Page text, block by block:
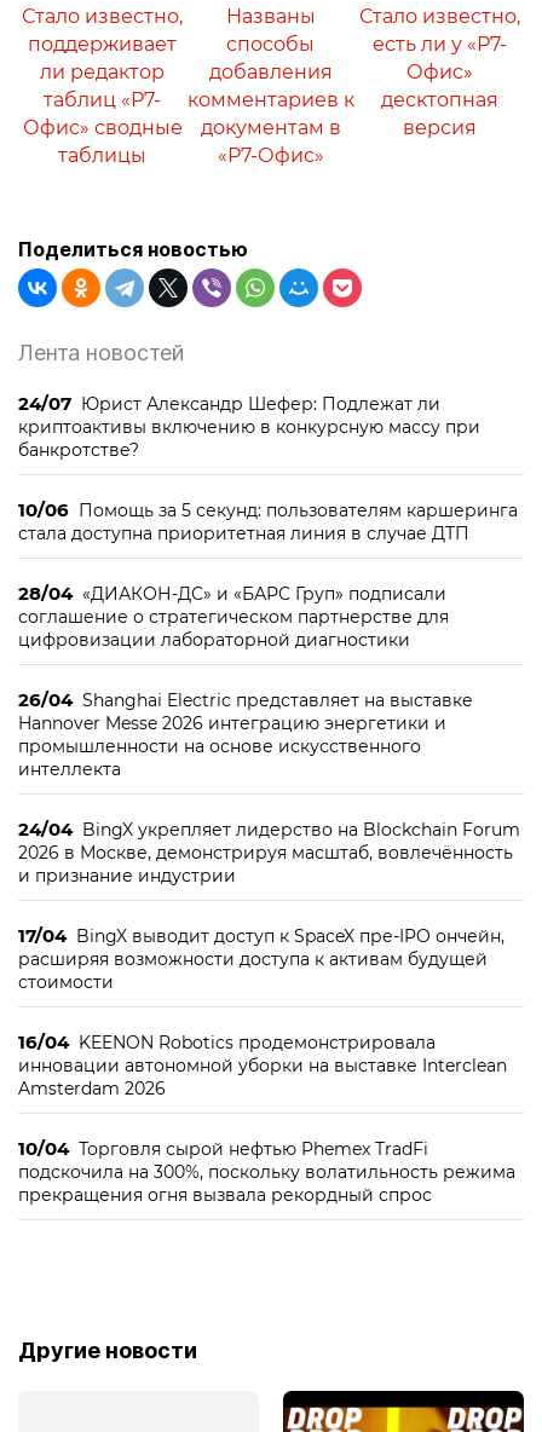
Стало известно,
поддерживает
ли редактор
таблиц «Р7-
Офис» сводные
таблицы
Названы
способы
добавления
комментариев к
документам в
«Р7-Офис»
Стало известно,
есть ли у «Р7-
Офис»
десктопная
версия
Поделиться новостью
Лента новостей
24/07 Юрист Александр Шефер: Подлежат ли
криптоактивы включению в конкурсную массу при
банкротстве?
10/06 Помощь за 5 секунд: пользователям каршеринга
стала доступна приоритетная линия в случае ДТП
28/04 «ДИАКОН-ДС» и «БАРС Груп» подписали
соглашение о стратегическом партнерстве для
цифровизации лабораторной диагностики
26/04 Shanghai Electric представляет на выставке
Hannover Messe 2026 интеграцию энергетики и
промышленности на основе искусственного
интеллекта
24/04 BingX укрепляет лидерство на Blockchain Forum
2026 в Москве, демонстрируя масштаб, вовлечённость
и признание индустрии
17/04 BingX выводит доступ к SpaceX пре-IPO ончейн,
расширяя возможности доступа к активам будущей
стоимости
16/04 KEENON Robotics продемонстрировала
инновации автономной уборки на выставке Interclean
Amsterdam 2026
10/04 Торговля сырой нефтью Phemex TradFi
подскочила на 300%, поскольку волатильность режима
прекращения огня вызвала рекордный спрос
Другие новости